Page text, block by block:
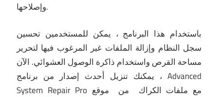
وإصلاحها.
باستخدام هذا البرنامج ، يمكن للمستخدمين تحسين
سجل النظام وإزالة الملفات غير المرغوب فيها لتحرير
مساحة القرص واستخدام ذاكرة الوصول العشوائي. الآن
، يمكنك تنزيل أحدث إصدار من برنامج Advanced
System Repair Pro مع ملفات الكراك من
موقع